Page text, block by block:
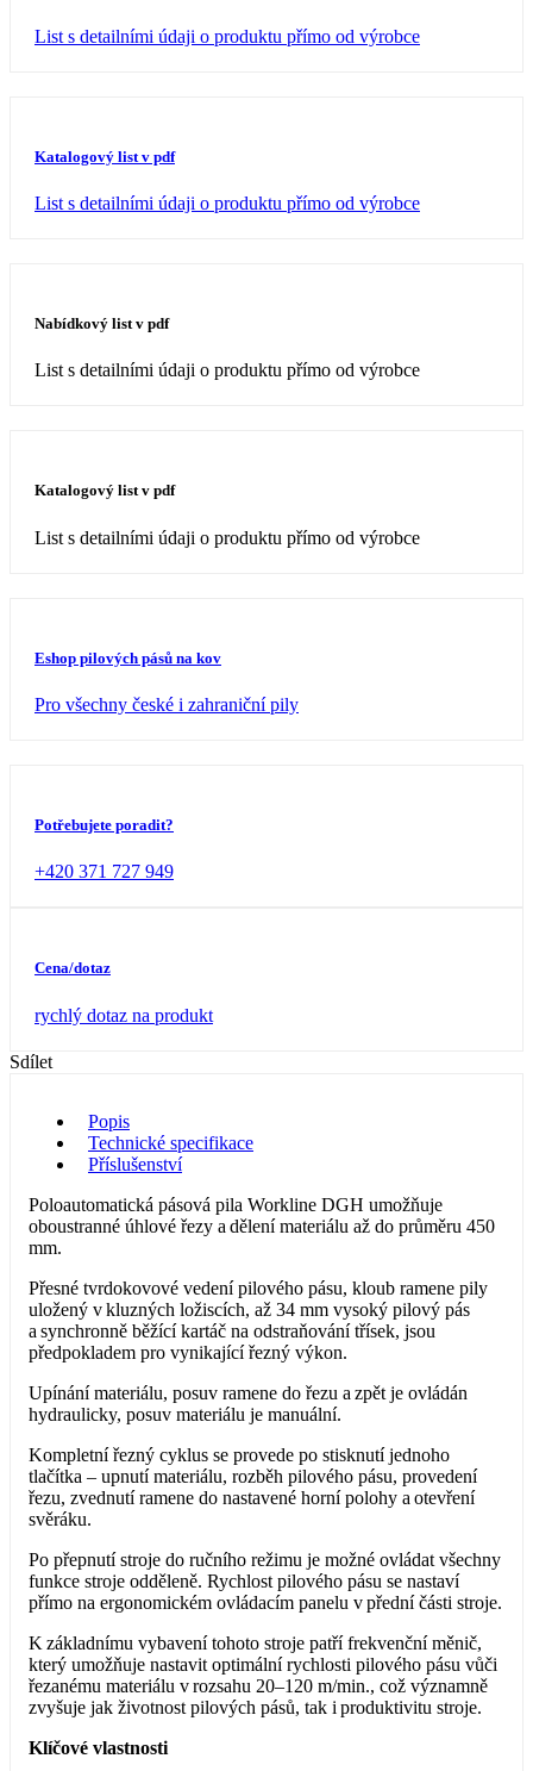
List s detailními údaji o produktu přímo od výrobce
Katalogový list v pdf
List s detailními údaji o produktu přímo od výrobce
Nabídkový list v pdf
List s detailními údaji o produktu přímo od výrobce
Katalogový list v pdf
List s detailními údaji o produktu přímo od výrobce
Eshop pilových pásů na kov
Pro všechny české i zahraniční pily
Potřebujete poradit?
+420 371 727 949
Cena/dotaz
rychlý dotaz na produkt
Sdílet
Popis
Technické specifikace
Příslušenství
Poloautomatická pásová pila Workline DGH umožňuje
oboustranné úhlové řezy a dělení materiálu až do průměru 450
mm.
Přesné tvrdokovové vedení pilového pásu, kloub ramene pily
uložený v kluzných ložiscích, až 34 mm vysoký pilový pás
a synchronně běžící kartáč na odstraňování třísek, jsou
předpokladem pro vynikající řezný výkon.
Upínání materiálu, posuv ramene do řezu a zpět je ovládán
hydraulicky, posuv materiálu je manuální.
Kompletní řezný cyklus se provede po stisknutí jednoho
tlačítka – upnutí materiálu, rozběh pilového pásu, provedení
řezu, zvednutí ramene do nastavené horní polohy a otevření
svěráku.
Po přepnutí stroje do ručního režimu je možné ovládat všechny
funkce stroje odděleně. Rychlost pilového pásu se nastaví
přímo na ergonomickém ovládacím panelu v přední části stroje.
K základnímu vybavení tohoto stroje patří frekvenční měnič,
který umožňuje nastavit optimální rychlosti pilového pásu vůči
řezanému materiálu v rozsahu 20–120 m/min., což významně
zvyšuje jak životnost pilových pásů, tak i produktivitu stroje.
Klíčové vlastnosti